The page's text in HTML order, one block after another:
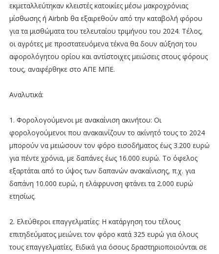
εκμεταλλεύτηκαν κλειστές κατοικίες μέσω μακροχρόνιας
μίσθωσης ή Airbnb θα εξαιρεθούν από την καταβολή φόρου
για τα μισθώματα του τελευταίου τριμήνου του 2024. Τέλος,
οι αγρότες με προστατευόμενα τέκνα θα δουν αύξηση του
αφορολόγητου ορίου και αντίστοιχες μειώσεις στους φόρους
τους, αναφέρθηκε στο ΑΠΕ ΜΠΕ.
Αναλυτικά:
1. Φορολογούμενοι με ανακαίνιση ακινήτου: Οι
φορολογούμενοι που ανακαινίζουν το ακίνητό τους το 2024
μπορούν να μειώσουν τον φόρο εισοδήματος έως 3.200 ευρώ
για πέντε χρόνια, με δαπάνες έως 16.000 ευρώ. Το όφελος
εξαρτάται από το ύψος των δαπανών ανακαίνισης, π.χ. για
δαπάνη 10.000 ευρώ, η ελάφρυνση φτάνει τα 2.000 ευρώ
ετησίως.
2. Ελεύθεροι επαγγελματίες: Η κατάργηση του τέλους
επιτηδεύματος μειώνει τον φόρο κατά 325 ευρώ για όλους
τους επαγγελματίες. Ειδικά για όσους δραστηριοποιούνται σε